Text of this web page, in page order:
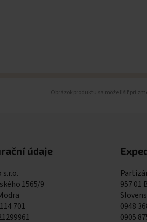
Obrázok produktu sa môže líšiť pri
údaje
1565/9
701
957 01
0948
0905